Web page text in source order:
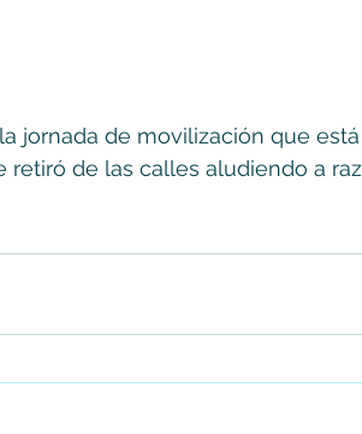
jornada de movilización que
retiró de las calles aludiendo a